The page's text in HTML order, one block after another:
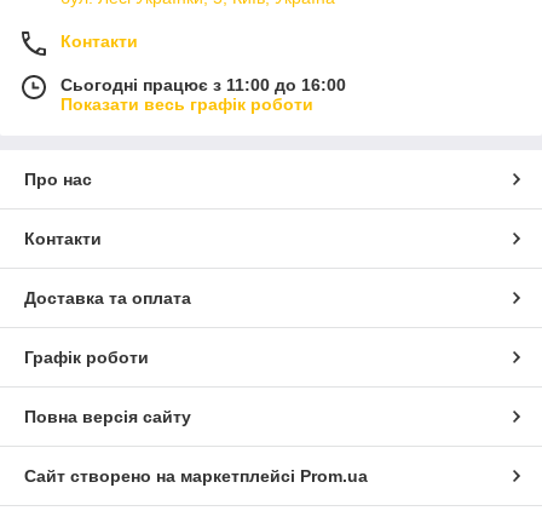
Контакти
Сьогодні працює з 11:00 до 16:00
Показати весь графік роботи
Про нас
Контакти
Доставка та оплата
Графік роботи
Повна версія сайту
Сайт створено на маркетплейсі Prom.ua